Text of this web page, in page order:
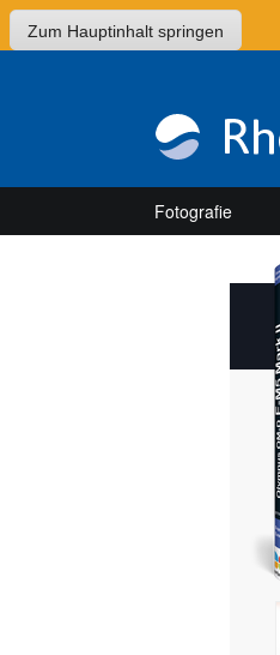
Zum Hauptinhalt springen
Fotografie